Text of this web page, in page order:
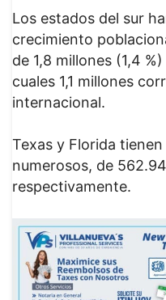
Los estados del sur
crecimiento
de 1,8 millones (1,4
cuales 1,1 millones
internacional.
Texas y Florida
numerosos, de
respectivamente.